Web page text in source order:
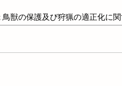
獣の保護及び狩猟の適正化に